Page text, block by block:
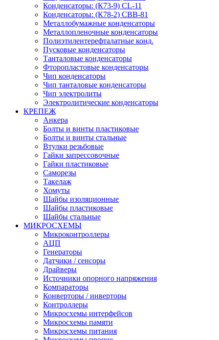
Конденсаторы: (К73-9) CL-11
Конденсаторы: (К78-2) CBB-81
Металлобумажные конденсаторы
Металлопленочные конденсаторы
Полиэтилентерефталатные конд.
Пусковые конденсаторы
Танталовые конденсаторы
Фторопластовые конденсаторы
Чип конденсаторы
Чип танталовые конденсаторы
Чип электролиты
Электролитические конденсаторы
КРЕПЕЖ
Анкера
Болты и винты пластиковые
Болты и винты стальные
Втулки резьбовые
Гайки запрессовочные
Гайки пластиковые
Саморезы
Такелаж
Хомуты
Шайбы изоляционные
Шайбы пластиковые
Шайбы стальные
МИКРОСХЕМЫ
Микроконтроллеры
АЦП
Генераторы
Датчики / сенсоры
Драйверы
Источники опорного напряжения
Компараторы
Конверторы / инверторы
Контроллеры
Микросхемы интерфейсов
Микросхемы памяти
Микросхемы питания